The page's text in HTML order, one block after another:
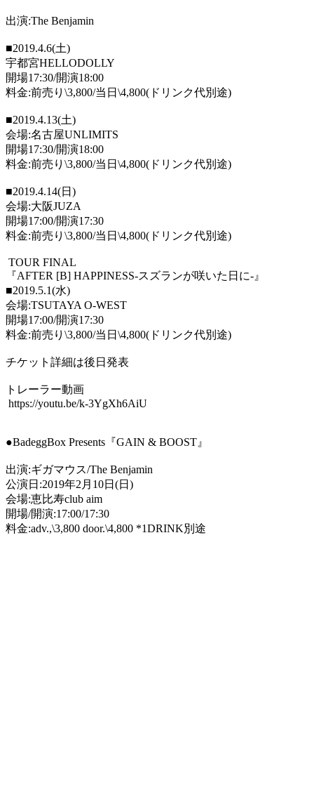
出演:The Benjamin
■2019.4.6(土)
宇都宮HELLODOLLY
開場17:30/開演18:00
料金:前売り \3,800/当日 \4,800( ドリンク代別途)
■2019.4.13(土)
会場:名古屋UNLIMITS
開場17:30/開演18:00
料金:前売り \3,800/当日 \4,800( ドリンク代別途)
■2019.4.14(日 )
会場:大阪JUZA
開場17:00/開演17:30
料金:前売り \3,800/当日 \4,800( ドリンク代別途)
TOUR FINAL
『AFTER [B] HAPPINESS-スズランが咲いた日に- 』
■2019.5.1(水)
会場:TSUTAYA O-WEST
開場17:00/開演17:30
料金:前売り \3,800/当日 \4,800( ドリンク代別途)
チケット詳細は後日発表
トレーラー動画
https://youtu.be/k-3YgXh6AiU
●BadeggBox Presents 『GAIN & BOOST 』
出演:ギガマウス/The Benjamin
公演日 :2019年2 月 10日 (日 )
会場:恵比寿club aim
開場/開演:17:00/17:30
料金:adv.,\3,800 door.\4,800 *1DRINK別途